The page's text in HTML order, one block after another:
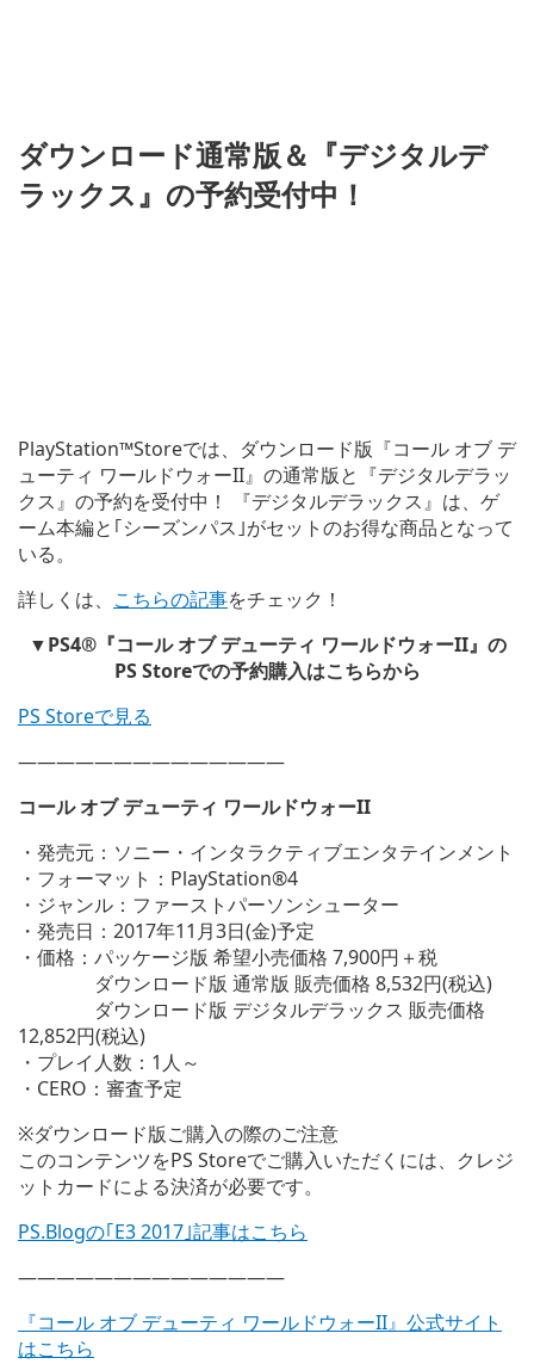
ダウンロード通常版＆『デジタルデ
ラックス』の予約受付中！
PlayStation™Storeでは、ダウンロード版『コール オブ デ
ューティ ワールドウォーII』の通常版と『デジタルデラッ
クス』の予約を受付中！ 『デジタルデラックス』は、ゲ
ーム本編と｢シーズンパス｣がセットのお得な商品となって
いる。
詳しくは、 こちらの記事をチェック！
▼PS4®『コール オブ デューティ ワールドウォーII』の
PS Storeでの予約購入はこちらから
PS Storeで見る
——————————————
コール オブ デューティ ワールドウォーII
・発売元：ソニー・インタラクティブエンタテインメント
・フォーマット：PlayStation®4
・ジャンル：ファーストパーソンシューター
・発売日：2017年11月3日(金)予定
・価格：パッケージ版 希望小売価格 7,900円＋税
ダウンロード版 通常版 販売価格 8,532円(税込)
ダウンロード版 デジタルデラックス 販売価格
12,852円(税込)
・プレイ人数：1人～
・CERO：審査予定
※ダウンロード版ご購入の際のご注意
このコンテンツをPS Storeでご購入いただくには、クレジ
ットカードによる決済が必要です。
PS.Blogの｢E3 2017｣記事はこちら
——————————————
『コール オブ デューティ ワールドウォーII』公式サイト
はこちら